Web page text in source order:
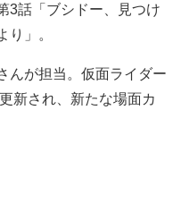
3話「ブシドー、見つけ
り」。
んが担当。仮面ライダー
新され、新たな場面カ